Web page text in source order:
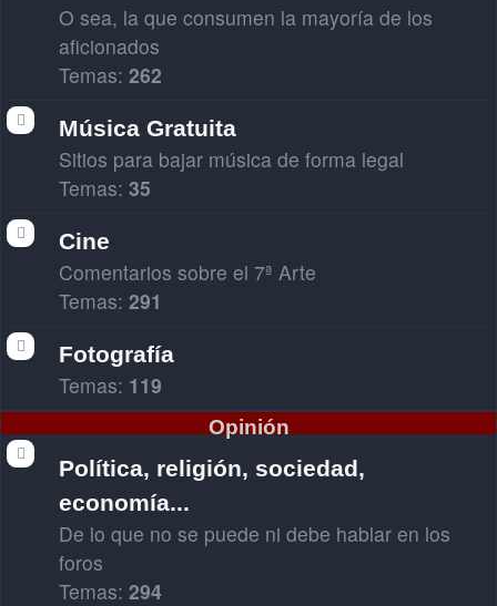
O sea, la que consumen la mayoría de los
aficionados
Temas: 262
Música Gratuita
Sitios para bajar música de forma legal
Temas: 35
Cine
Comentarios sobre el 7ª Arte
Temas: 291
Fotografía
Temas: 119
Opinión
Política, religión, sociedad,
economía...
De lo que no se puede ni debe hablar en los
foros
Temas: 294